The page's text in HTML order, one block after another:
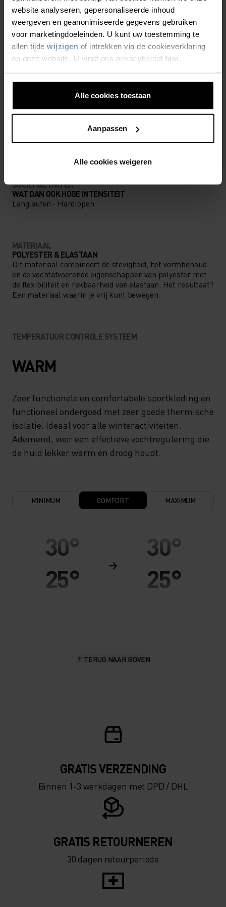
website analyseren, gepersonaliseerde inhoud
weergeven en geanonimiseerde gegevens gebruiken
voor marketingdoeleinden. U kunt uw toestemming te
allen tijde wijzigen of intrekken via de cookieverklaring
op onze website. U vindt ons privacybeleid hier .
Alle cookies toestaan
Aanpassen
Alle cookies weigeren
ERVAAR DE SNELHEID VAN
LICHT
Blijf droog. Loop sneller. Performance
hardloopkleding waarin je verder komt.
ACTIVITEITSNIVEAU
LAAG MATIG HOOG
SOORT ACTIVITEIT
WAT DAN OOK HOGE INTENSITEIT
Langlaufen - Hardlopen
MATERIAAL
POLYESTER & ELASTAAN
Dit materiaal combineert de stevigheid, het vormbehoud
en de vochtafvoerende eigenschappen van polyester met
de flexibiliteit en rekbaarheid van elastaan. Het resultaat?
Een materiaal waarin je vrij kunt bewegen.
TEMPERATUUR CONTROLE SYSTEEM
WARM
Zeer functionele en comfortabele sportkleding en
functioneel ondergoed met zeer goede thermische
isolatie. Ideaal voor alle winteractiviteiten.
Ademend, voor een effectieve vochtregulering die
de huid lekker warm en droog houdt.
MINIMUM COMFORT MAXIMUM
30°
25°
-5°
-15°
-20°
30°
25°
-5°
-15°
-20°
TERUG NAAR BOVEN
GRATIS VERZENDING​​​​​​​​​​​​​​
Binnen 1-3 werkdagen met DPD / DHL
GRATIS RETOURNEREN
30 dagen retourperiode